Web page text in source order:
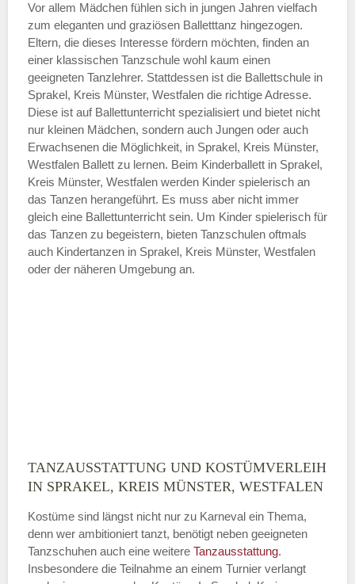
Vor allem Mädchen fühlen sich in jungen Jahren vielfach
zum eleganten und graziösen Balletttanz hingezogen.
Eltern, die dieses Interesse fördern möchten, finden an
einer klassischen Tanzschule wohl kaum einen
geeigneten Tanzlehrer. Stattdessen ist die Ballettschule in
Sprakel, Kreis Münster, Westfalen die richtige Adresse.
Diese ist auf Ballettunterricht spezialisiert und bietet nicht
nur kleinen Mädchen, sondern auch Jungen oder auch
Erwachsenen die Möglichkeit, in Sprakel, Kreis Münster,
Westfalen Ballett zu lernen. Beim Kinderballett in Sprakel,
Kreis Münster, Westfalen werden Kinder spielerisch an
das Tanzen herangeführt. Es muss aber nicht immer
gleich eine Ballettunterricht sein. Um Kinder spielerisch für
das Tanzen zu begeistern, bieten Tanzschulen oftmals
auch Kindertanzen in Sprakel, Kreis Münster, Westfalen
oder der näheren Umgebung an.
TANZAUSSTATTUNG UND KOSTÜMVERLEIH
IN SPRAKEL, KREIS MÜNSTER, WESTFALEN
Kostüme sind längst nicht nur zu Karneval ein Thema,
denn wer ambitioniert tanzt, benötigt neben geeigneten
Tanzschuhen auch eine weitere Tanzausstattung.
Insbesondere die Teilnahme an einem Turnier verlangt